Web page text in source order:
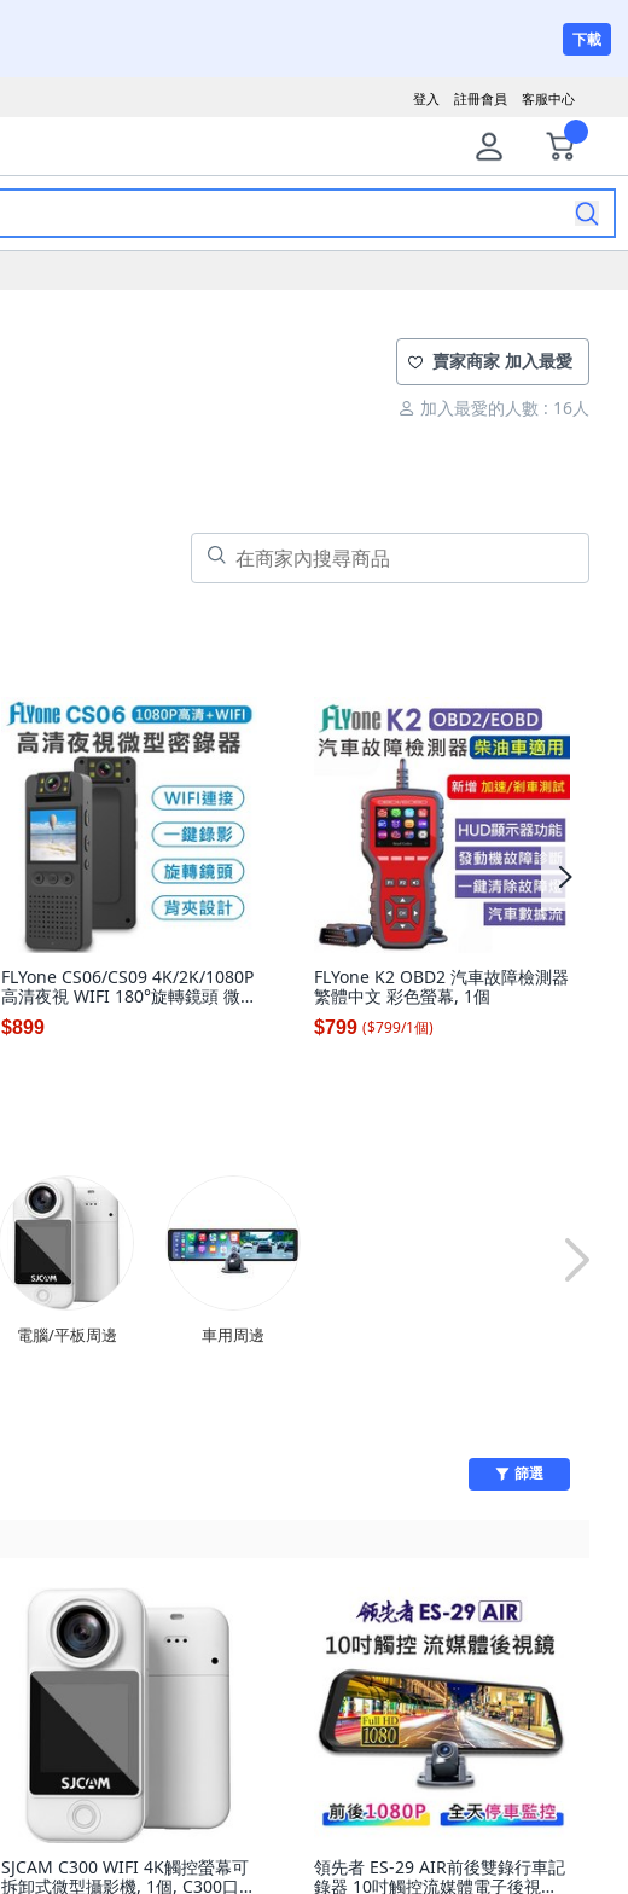
下載
客服中心
註冊會員
登入
賣家商家 加入最愛
加入最愛的人數 : 16人
FLYone CS06/CS09 4K/2K/1080P
高清夜視 WIFI 180°旋轉鏡頭 微型
密錄器, CS06 1080P,標配(不含卡)
$899
FLYone K2 OBD2 汽車故障檢測器
繁體中文 彩色螢幕, 1個
$799 ($799/1個)
電腦/平板周邊 車用周邊
篩選
SJCAM C300 WIFI 4K觸控螢幕可
拆卸式微型攝影機, 1個, C300口袋
領先者 ES-29 AIR前後雙錄行車記
錄器 10吋觸控流媒體電子後視鏡,